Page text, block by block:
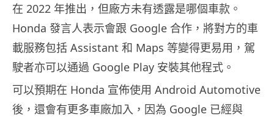
在 2022 年推出，但廠方未有透露是哪個車款。
Honda 發言人表示會跟 Google 合作，將對方的車
載服務包括 Assistant 和 Maps 等變得更易用，駕
駛者亦可以通過 Google Play 安裝其他程式。
可以預期在 Honda 宣佈使用 Android Automotive
後，還會有更多車廠加入，因為 Google 已經與